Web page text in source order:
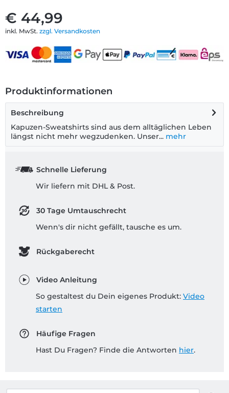
€ 44,99
inkl. MwSt. zzgl. Versandkosten
Produktinformationen
Beschreibung
Kapuzen-Sweatshirts sind aus dem alltäglichen Leben
längst nicht mehr wegzudenken. Unser... mehr
Schnelle Lieferung
Wir liefern mit DHL & Post.
30 Tage Umtauschrecht
Wenn's dir nicht gefällt, tausche es um.
Rückgaberecht
Video Anleitung
So gestaltest du Dein eigenes Produkt: Video
starten
Häufige Fragen
Hast Du Fragen? Finde die Antworten hier.